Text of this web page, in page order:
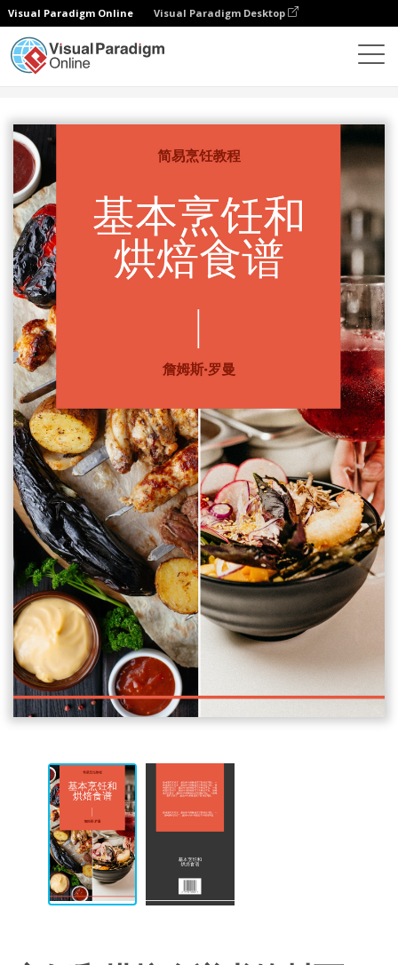
Visual Paradigm Online Visual Paradigm Desktop